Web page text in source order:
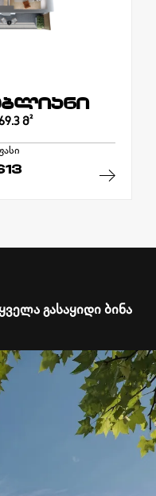
Მ²
ᲧᲕᲔᲚᲐ ᲒᲐᲡᲐᲧᲘᲓᲘ ᲑᲘᲜᲐ